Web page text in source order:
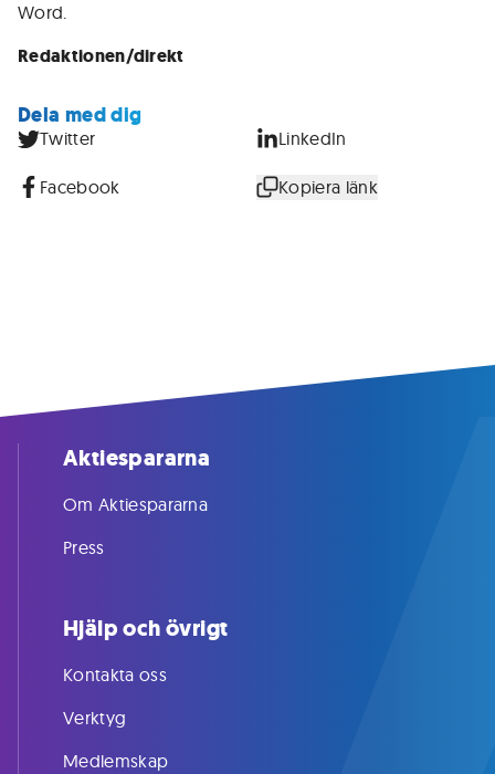
Word.
Redaktionen/direkt
Dela med dig
Twitter LinkedIn
Facebook Kopiera länk
Aktiespararna
Om Aktiespararna
Press
Hjälp och övrigt
Kontakta oss
Verktyg
Medlemskap